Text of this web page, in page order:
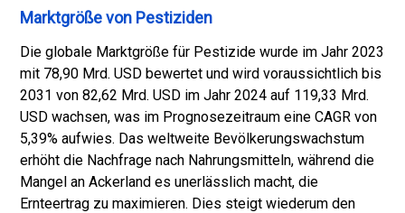
Marktgröße von Pestiziden
Die globale Marktgröße für Pestizide wurde im Jahr 2023
mit 78,90 Mrd. USD bewertet und wird voraussichtlich bis
2031 von 82,62 Mrd. USD im Jahr 2024 auf 119,33 Mrd.
USD wachsen, was im Prognosezeitraum eine CAGR von
5,39% aufwies. Das weltweite Bevölkerungswachstum
erhöht die Nachfrage nach Nahrungsmitteln, während die
Mangel an Ackerland es unerlässlich macht, die
Ernteertrag zu maximieren. Dies steigt wiederum den